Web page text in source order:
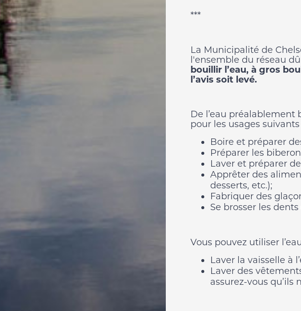
***
La Municipalité de
l'ensemble du réseau
bouillir l’eau, à gros
l’avis soit levé.
De l’eau
pour les usages suivants
Boire et préparer
Préparer les
Laver et préparer
Apprêter des
desserts, etc.);
Fabriquer des
Se brosser les
Vous pouvez utiliser
Laver la vaisselle à
Laver des
assurez-vous qu’ils